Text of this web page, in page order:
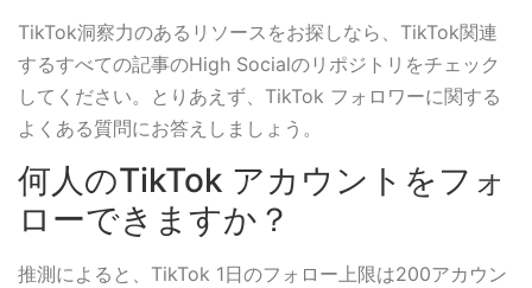
TikTok洞察力のあるリソースをお探しなら、TikTok関連
するすべての記事のHigh Socialのリポジトリをチェック
してください。とりあえず、TikTok フォロワーに関する
よくある質問にお答えしましょう。
何人のTikTok アカウントをフォ
ローできますか？
推測によると、TikTok 1日のフォロー上限は200アカウン